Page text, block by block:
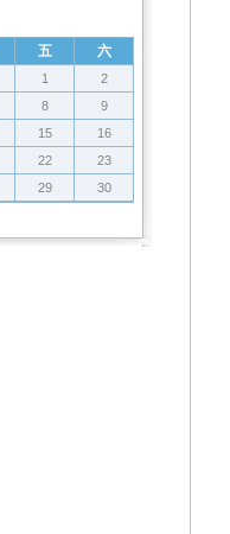
五 六
1
2
8
9
15
16
22
23
29 30